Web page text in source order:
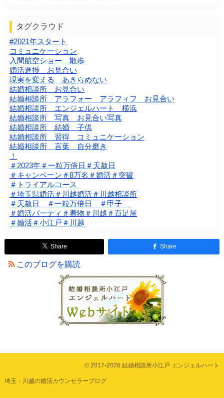
タグクラウド
#2021年スタート
コミュニケーション
入間航空ショー 散歩
婚活進捗 お見合い
現実を変える あきらめない
結婚相談所 お見合い
結婚相談所 アラフォー アラフィフ お見合い
結婚相談所 エンジェルハート 横浜
結婚相談所 写真 お見合い写真
結婚相談所 結婚 子供
結婚相談所 習得 コミュニケーション
結婚相談所 言葉 自分磨き
！
＃2023年＃一粒万倍日＃天赦日
＃キャンペーン＃8万名＃婚活＃突破
＃トライアルコース
＃埼玉県婚活＃川越婚活＃川越相談所
＃天赦日 ＃一粒万倍日 ＃甲子
＃婚活パーティ＃着物＃川越＃百足屋
＃婚活＃小江戸＃川越
Share Share
このブログを購読
© 2017-2026 結婚相談所小江戸 エンジェルハート
埼玉・川越の婚活カウンセラーブログ